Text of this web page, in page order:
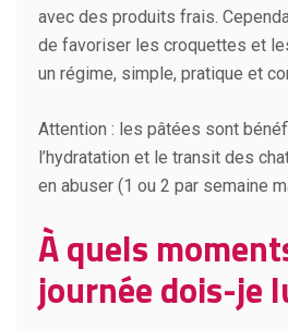
avec des produits frais.
de favoriser les croquettes et
un régime, simple, pratique et
Attention : les pâtées sont
l’hydratation et le transit des
en abuser (1 ou 2 par semaine
À quels
journée dois-je